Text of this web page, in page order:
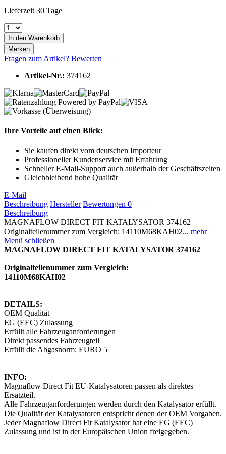
Lieferzeit 30 Tage
In den Warenkorb
Merken
Fragen zum Artikel? Bewerten
Artikel-Nr.: 374162
Ihre Vorteile auf einen Blick:
Sie kaufen direkt vom deutschen Importeur
Professioneller Kundenservice mit Erfahrung
Schneller E-Mail-Support auch außerhalb der Geschäftszeiten
Gleichbleibend hohe Qualität
E-Mail
Beschreibung Hersteller Bewertungen 0
Beschreibung
MAGNAFLOW DIRECT FIT KATALYSATOR 374162
Originalteilenummer zum Vergleich: 14110M68KAH02... mehr
Menü schließen
MAGNAFLOW DIRECT FIT KATALYSATOR 374162
Originalteilenummer zum Vergleich:
14110M68KAH02
DETAILS:
OEM Qualität
EG (EEC) Zulassung
Erfüllt alle Fahrzeuganforderungen
Direkt passendes Fahrzeugteil
Erfüllt die Abgasnorm: EURO 5
INFO:
Magnaflow Direct Fit EU-Katalysatoren passen als direktes
Ersatzteil.
Alle Fahrzeuganforderungen werden durch den Katalysator erfüllt.
Die Qualität der Katalysatoren entspricht denen der OEM Vorgaben.
Jeder Magnaflow Direct Fit Katalysator hat eine EG (EEC)
Zulassung und ist in der Europäischen Union freigegeben.